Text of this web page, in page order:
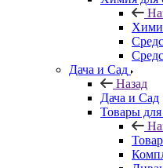
Дача и Сад
Назад
Дача и Сад
Товары